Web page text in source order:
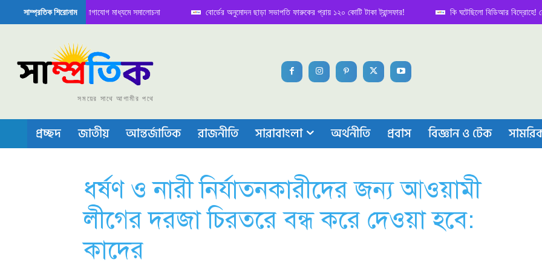
সাম্প্রতিক শিরোনাম
বৈঠক নিয়ে সামাজিক যোগাযোগ মাধ্যমে সমালোচনা বোর্ডের অনুমোদন ছাড়া সভাপতি ফারুকের প্রায় ১২০ কোটি টাকা ট্রান্সফার! কি ঘটেছিলো বিডিআর বিদ্রোহে! নেপথ্য
বা চীপ তৈরিতে নিজের শক্ত অবস্থান জানান দিচ্ছে চীন
সময়ের সাথে আগামীর পথে
প্রচ্ছদ জাতীয় আন্তর্জাতিক রাজনীতি সারাবাংলা অর্থনীতি প্রবাস বিজ্ঞান ও টেক
ধর্ষণ ও নারী নির্যাতনকারীদের জন্য আওয়ামী
লীগের দরজা চিরতরে বন্ধ করে দেওয়া হবে:
কাদের